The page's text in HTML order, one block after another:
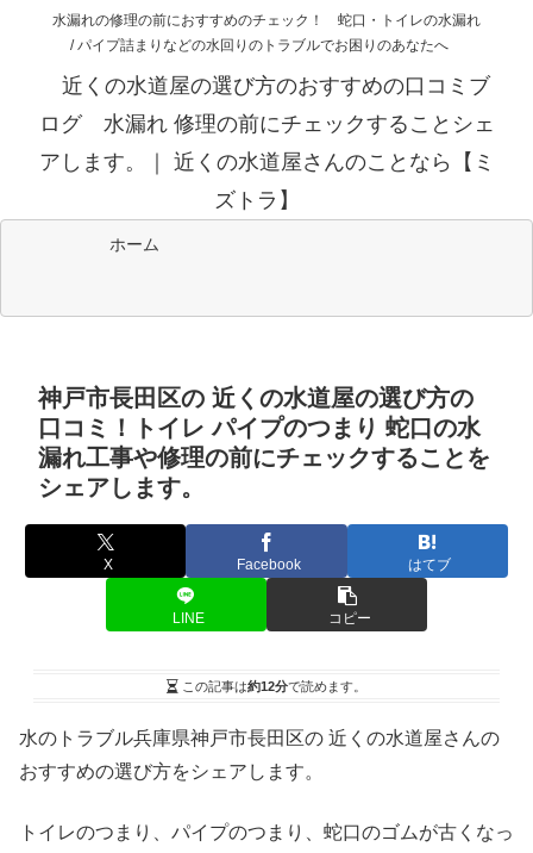
水漏れの修理の前におすすめのチェック！ 蛇口・トイレの水漏れ
/ パイプ詰まりなどの水回りのトラブルでお困りのあなたへ
近くの水道屋の選び方のおすすめの口コミブ
ログ 水漏れ 修理の前にチェックすることシェ
アします。｜ 近くの水道屋さんのことなら【ミ
ズトラ】
ホーム
神戸市長田区の 近くの水道屋の選び方の
口コミ！トイレ パイプのつまり 蛇口の水
漏れ工事や修理の前にチェックすることを
シェアします。
X Facebook はてブ
LINE コピー
この記事は約12分で読めます。
水のトラブル兵庫県神戸市長田区の 近くの水道屋さんの
おすすめの選び方をシェアします。
トイレのつまり、パイプのつまり、蛇口のゴムが古くなっ